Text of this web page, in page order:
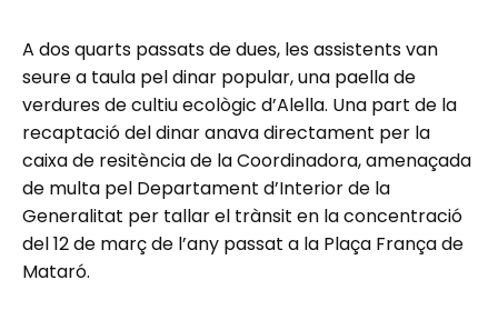
A dos quarts passats de dues, les assistents van
seure a taula pel dinar popular, una paella de
verdures de cultiu ecològic d’Alella. Una part de la
recaptació del dinar anava directament per la
caixa de resitència de la Coordinadora, amenaçada
de multa pel Departament d’Interior de la
Generalitat per tallar el trànsit en la concentració
del 12 de març de l’any passat a la Plaça França de
Mataró.